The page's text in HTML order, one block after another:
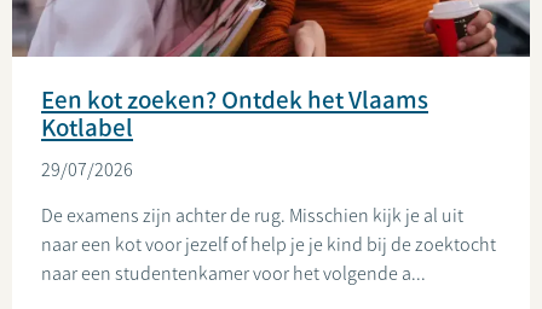
Een kot zoeken? Ontdek het Vlaams
Kotlabel
29/07/2026
De examens zijn achter de rug. Misschien kijk je al uit
naar een kot voor jezelf of help je je kind bij de zoektocht
naar een studentenkamer voor het volgende a...